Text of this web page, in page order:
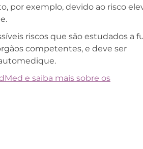
por exemplo, devido ao risco
riscos que são estudados a
competentes, e deve ser
e saiba mais sobre os